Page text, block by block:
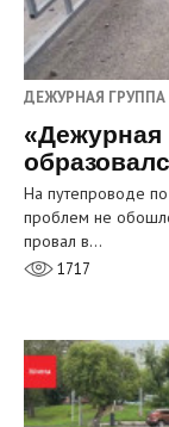
ДЕЖУРНАЯ ГРУППА
«Дежурная
На путепроводе
проблем не
провал в…
1717